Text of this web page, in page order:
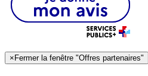
× Fermer la fenêtre "Offres partenaires"